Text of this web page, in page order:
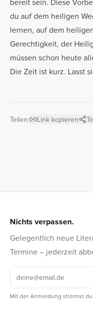
du auf dem heiligen
lernen, auf dem
Gerechtigkeit, der
müssen schon heute
Die Zeit ist kurz. Lasst
Teilen: Link kopieren
Nichts verpassen.
Gelegentlich neue
Termine – jederzeit
Mit der Anmeldung stimmst